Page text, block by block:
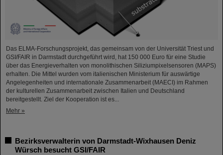
Das ELMA-Forschungsprojekt, das gemeinsam von der Universität Triest und
GSI/FAIR in Darmstadt durchgeführt wird, hat 150 000 Euro für eine Studie
über das Energieverhalten von monolithischen Siliziumpixelsensoren (MAPS)
erhalten. Die Mittel wurden vom italienischen Ministerium für auswärtige
Angelegenheiten und internationale Zusammenarbeit (MAECI) im Rahmen
der kulturellen Zusammenarbeit zwischen Italien und Deutschland
bereitgestellt. Ziel der Kooperation ist es...
Mehr »
Bezirksverwalterin von Darmstadt-Wixhausen Deniz
Würsch besucht GSI/FAIR